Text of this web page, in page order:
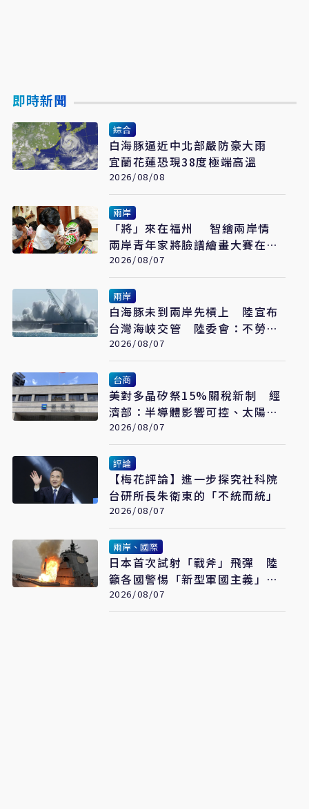
即時新聞
綜合
白海豚逼近中北部嚴防豪大雨
宜蘭花蓮恐現38度極端高溫
2026/08/08
兩岸
「將」來在福州 智繪兩岸情
兩岸青年家將臉譜繪畫大賽在福
州開幕
2026/08/07
兩岸
白海豚未到兩岸先槓上 陸宣布
台灣海峽交管 陸委會：不勞費
心
2026/08/07
台商
美對多晶矽祭15%關稅新制 經
濟部：半導體影響可控、太陽能
產業衝擊有限
2026/08/07
評論
【梅花評論】進一步探究社科院
台研所長朱衛東的「不統而統」
2026/08/07
兩岸、國際
日本首次試射「戰斧」飛彈 陸
籲各國警惕「新型軍國主義」發
展
2026/08/07